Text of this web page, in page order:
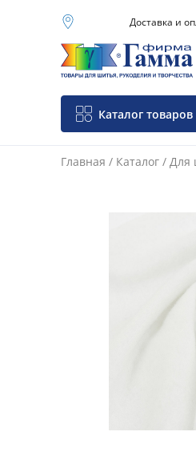
Москва (основной
склад)
Санкт-Петербург
Нижний Новгород
Доставка и
Каталог товаров
Главная / Каталог / Для